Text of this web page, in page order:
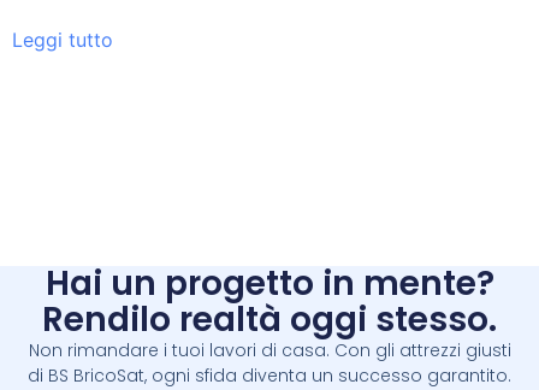
Leggi tutto
Hai un progetto in mente?
Rendilo realtà oggi stesso.
Non rimandare i tuoi lavori di casa. Con gli attrezzi giusti
di BS BricoSat, ogni sfida diventa un successo garantito.